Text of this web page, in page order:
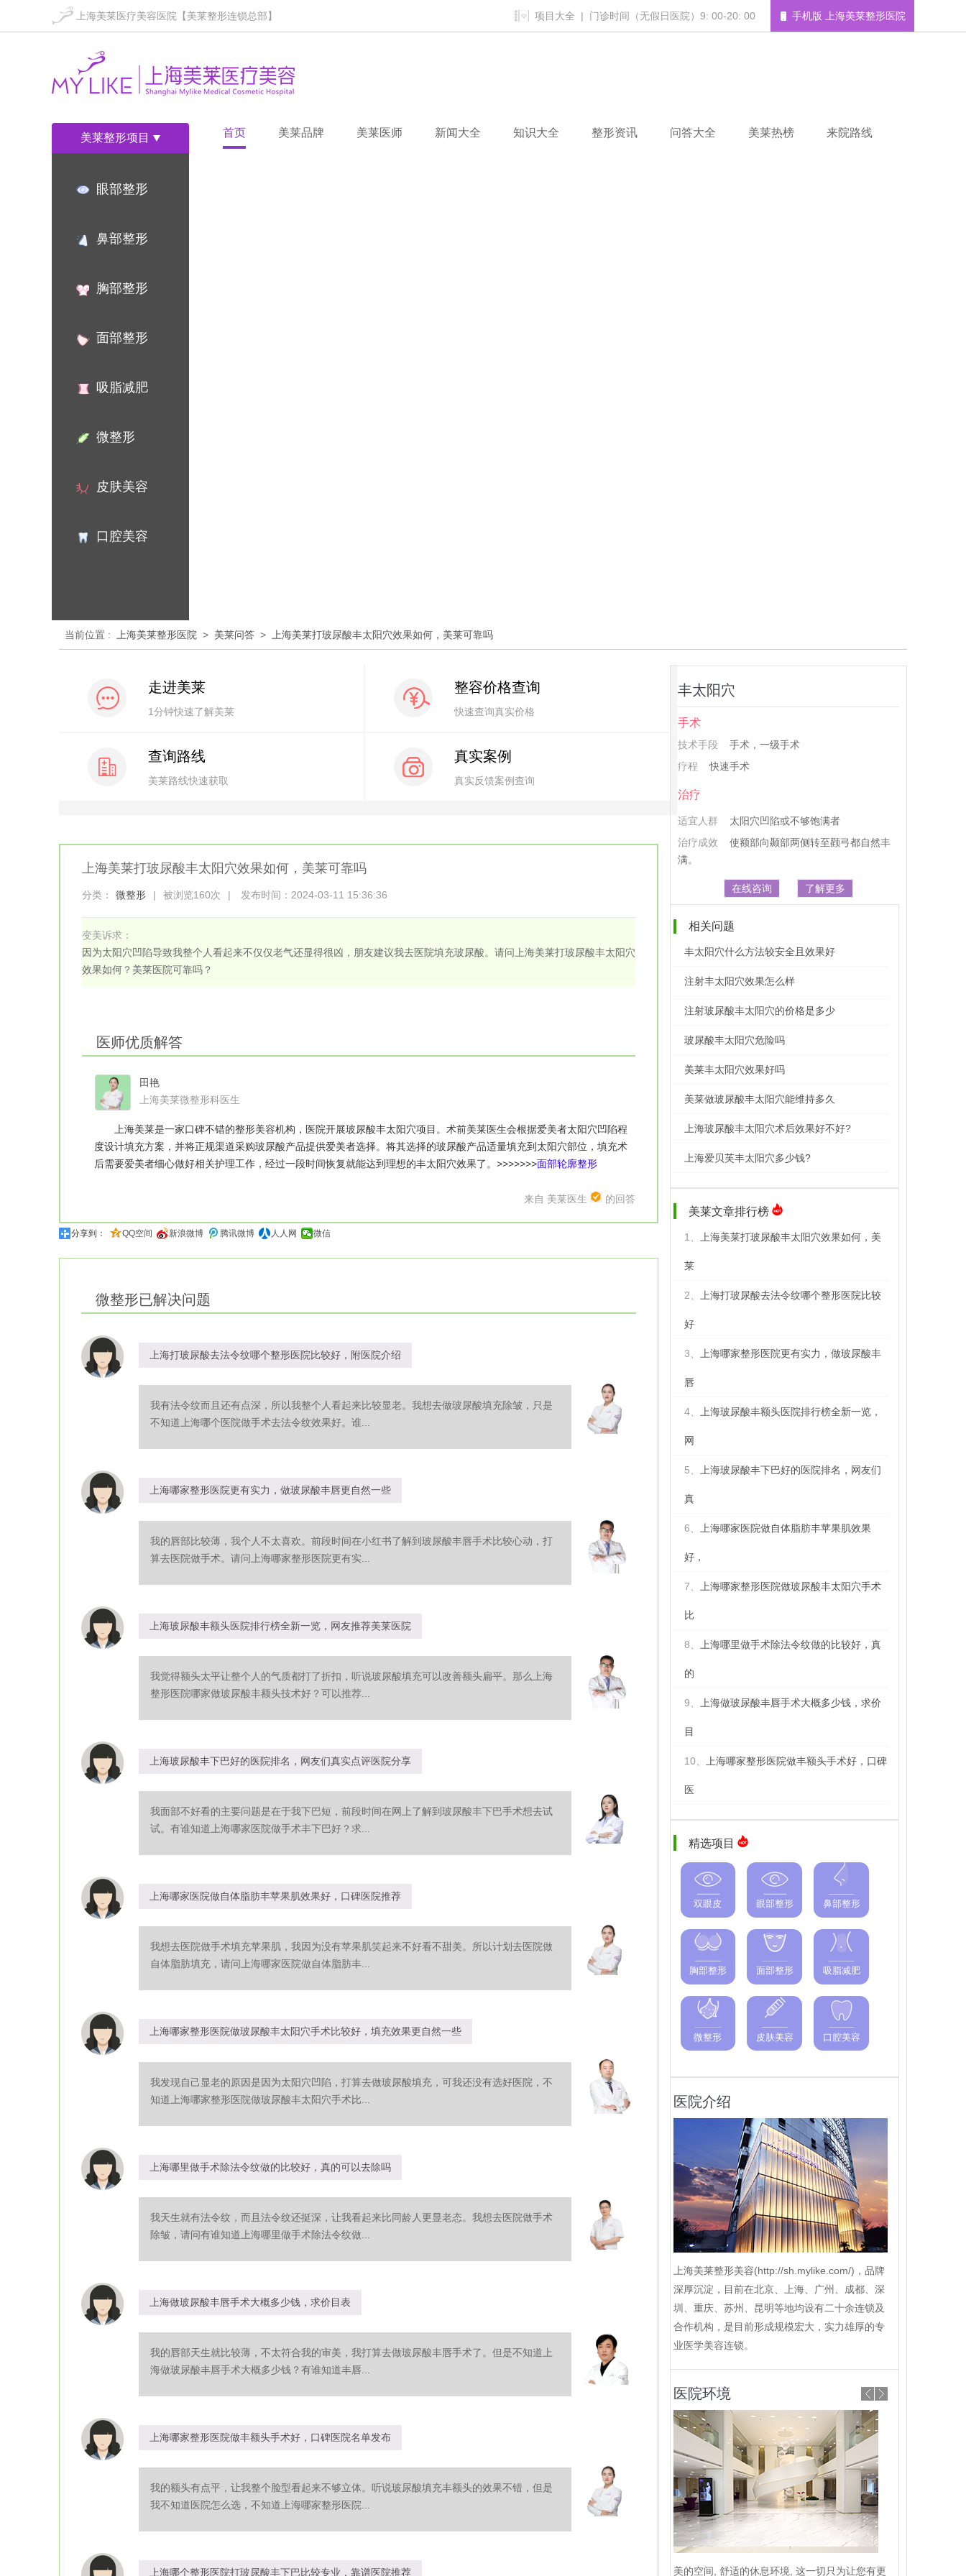
上海美莱医疗美容医院【美莱整形连锁总部】 手机版 上海美莱整形医院
项目大全 | 门诊时间（无假日医院）9: 00-20: 00
美莱整形项目
眼部整形
鼻部整形
胸部整形
面部整形
吸脂减肥
微整形
皮肤美容
口腔美容
首页 美莱品牌 美莱医师 新闻大全 知识大全 整形资讯 问答大全 美莱热榜 来院路线
当前位置 : 上海美莱整形医院 > 美莱问答 > 上海美莱打玻尿酸丰太阳穴效果如何，美莱可靠吗
走进美莱
1分钟快速了解美莱
整容价格查询
快速查询真实价格
查询路线
美莱路线快速获取
真实案例
真实反馈案例查询
上海美莱打玻尿酸丰太阳穴效果如何，美莱可靠吗
分类： 微整形 | 被浏览160次 | 发布时间：2024-03-11 15:36:36
变美诉求：
因为太阳穴凹陷导致我整个人看起来不仅仅老气还显得很凶，朋友建议我去医院填充玻尿酸。请问上海美莱打玻尿酸丰太阳穴
效果如何？美莱医院可靠吗？
医师优质解答
田艳
上海美莱微整形科医生
上海美莱是一家口碑不错的整形美容机构，医院开展玻尿酸丰太阳穴项目。术前美莱医生会根据爱美者太阳穴凹陷程
度设计填充方案，并将正规渠道采购玻尿酸产品提供爱美者选择。将其选择的玻尿酸产品适量填充到太阳穴部位，填充术
后需要爱美者细心做好相关护理工作，经过一段时间恢复就能达到理想的丰太阳穴效果了。>>>>>>>面部轮廓整形
来自 美莱医生 的回答
分享到： QQ空间 新浪微博 腾讯微博 人人网 微信
微整形已解决问题
上海打玻尿酸去法令纹哪个整形医院比较好，附医院介绍
我有法令纹而且还有点深，所以我整个人看起来比较显老。我想去做玻尿酸填充除皱，只是
不知道上海哪个医院做手术去法令纹效果好。谁...
上海哪家整形医院更有实力，做玻尿酸丰唇更自然一些
我的唇部比较薄，我个人不太喜欢。前段时间在小红书了解到玻尿酸丰唇手术比较心动，打
算去医院做手术。请问上海哪家整形医院更有实...
上海玻尿酸丰额头医院排行榜全新一览，网友推荐美莱医院
我觉得额头太平让整个人的气质都打了折扣，听说玻尿酸填充可以改善额头扁平。那么上海
整形医院哪家做玻尿酸丰额头技术好？可以推荐...
上海玻尿酸丰下巴好的医院排名，网友们真实点评医院分享
我面部不好看的主要问题是在于我下巴短，前段时间在网上了解到玻尿酸丰下巴手术想去试
试。有谁知道上海哪家医院做手术丰下巴好？求...
上海哪家医院做自体脂肪丰苹果肌效果好，口碑医院推荐
我想去医院做手术填充苹果肌，我因为没有苹果肌笑起来不好看不甜美。所以计划去医院做
自体脂肪填充，请问上海哪家医院做自体脂肪丰...
上海哪家整形医院做玻尿酸丰太阳穴手术比较好，填充效果更自然一些
我发现自己显老的原因是因为太阳穴凹陷，打算去做玻尿酸填充，可我还没有选好医院，不
知道上海哪家整形医院做玻尿酸丰太阳穴手术比...
上海哪里做手术除法令纹做的比较好，真的可以去除吗
我天生就有法令纹，而且法令纹还挺深，让我看起来比同龄人更显老态。我想去医院做手术
除皱，请问有谁知道上海哪里做手术除法令纹做...
上海做玻尿酸丰唇手术大概多少钱，求价目表
我的唇部天生就比较薄，不太符合我的审美，我打算去做玻尿酸丰唇手术了。但是不知道上
海做玻尿酸丰唇手术大概多少钱？有谁知道丰唇...
上海哪家整形医院做丰额头手术好，口碑医院名单发布
我的额头有点平，让我整个脸型看起来不够立体。听说玻尿酸填充丰额头的效果不错，但是
我不知道医院怎么选，不知道上海哪家整形医院...
上海哪个整形医院打玻尿酸丰下巴比较专业，靠谱医院推荐
丰太阳穴
手术
技术手段
手术，一级手术
疗程
快速手术
治疗
适宜人群
太阳穴凹陷或不够饱满者
治疗成效
使额部向颞部两侧转至颧弓都自然丰
满。
在线咨询 了解更多
相关问题
丰太阳穴什么方法较安全且效果好
注射丰太阳穴效果怎么样
注射玻尿酸丰太阳穴的价格是多少
玻尿酸丰太阳穴危险吗
美莱丰太阳穴效果好吗
美莱做玻尿酸丰太阳穴能维持多久
上海玻尿酸丰太阳穴术后效果好不好?
上海爱贝芙丰太阳穴多少钱?
美莱文章排行榜
1、 上海美莱打玻尿酸丰太阳穴效果如何，美
莱
2、 上海打玻尿酸去法令纹哪个整形医院比较
好
3、 上海哪家整形医院更有实力，做玻尿酸丰
唇
4、 上海玻尿酸丰额头医院排行榜全新一览，
网
5、 上海玻尿酸丰下巴好的医院排名，网友们
真
6、 上海哪家医院做自体脂肪丰苹果肌效果
好，
7、 上海哪家整形医院做玻尿酸丰太阳穴手术
比
8、 上海哪里做手术除法令纹做的比较好，真
的
9、 上海做玻尿酸丰唇手术大概多少钱，求价
目
10、 上海哪家整形医院做丰额头手术好，口碑
医
精选项目
双眼皮 眼部整形 鼻部整形
胸部整形 面部整形 吸脂减肥
微整形 皮肤美容 口腔美容
医院介绍
上海美莱整形美容(http://sh.mylike.com/)，品牌
深厚沉淀，目前在北京、上海、广州、成都、深
圳、重庆、苏州、昆明等地均设有二十余连锁及
合作机构，是目前形成规模宏大，实力雄厚的专
业医学美容连锁。
医院环境
美的空间, 舒适的休息环境, 这一切只为让您有更